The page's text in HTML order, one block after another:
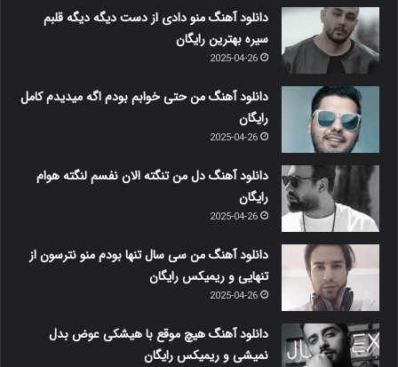
دانلود آهنگ منو دادی از دست دیگه دیگه قلبم
سیره بهترین رایگان
2025-04-26
دانلود آهنگ من حتی خوابم بودم اگه میدیدم کامل
رایگان
2025-04-26
دانلود آهنگ دل من تنگته الان نفسم لنگته هوام
رایگان
2025-04-26
دانلود آهنگ من سی سال تنها بودم منو نترسون از
تنهایی و ریمیکس رایگان
2025-04-26
دانلود آهنگ هیچ موقع با هیشکی عوض بدل
نمیشی و ریمیکس رایگان